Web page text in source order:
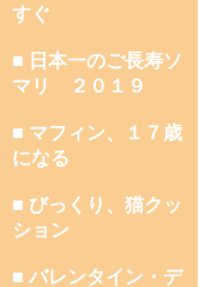
すぐ
■ 日本一のご長寿ソ
マリ ２０１９
■ マフィン、１７歳
になる
■ びっくり、猫クッ
ション
■ バレンタイン・デ